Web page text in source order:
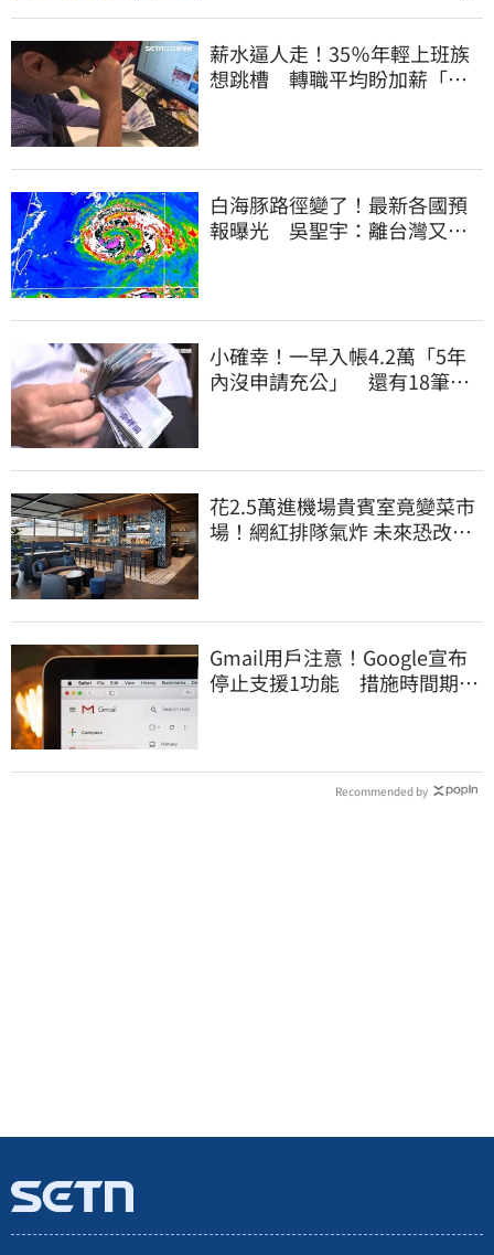
薪水逼人走！35％年輕上班族
想跳槽 轉職平均盼加薪「破
白海豚路徑變了！最新各國預
報曝光 吳聖宇：離台灣又更
小確幸！一早入帳4.2萬「5年
內沒申請充公」 還有18筆錢
花2.5萬進機場貴賓室竟變菜市
場！網紅排隊氣炸 未來恐改動
Gmail用戶注意！Google宣布
停止支援1功能 措施時間期限
Recommended by